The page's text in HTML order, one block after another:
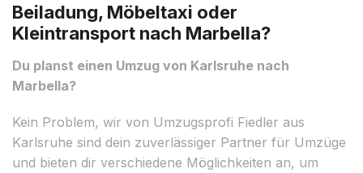
Beiladung, Möbeltaxi oder
Kleintransport nach Marbella?
Du planst einen Umzug von Karlsruhe nach
Marbella?
Kein Problem, wir von Umzugsprofi Fiedler aus
Karlsruhe sind dein zuverlässiger Partner für Umzüge
und bieten dir verschiedene Möglichkeiten an, um